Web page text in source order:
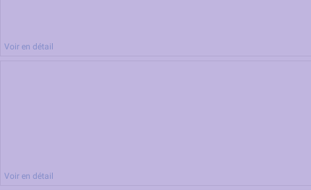
Voir en détail
Voir en détail